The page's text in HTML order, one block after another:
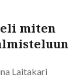
eli miten
Laitakari